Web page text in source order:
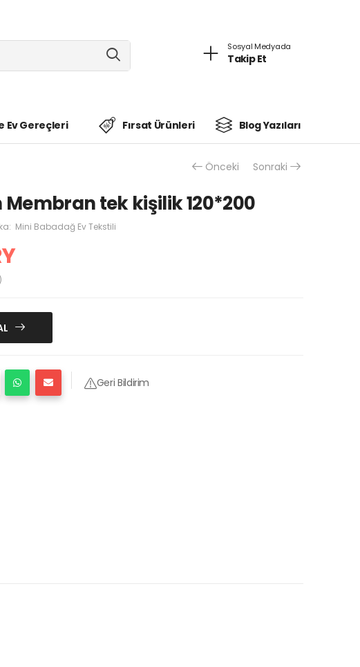
Sosyal Medyada
Takip Et
Ev Gereçleri Fırsat Ürünleri Blog Yazıları
Önceki Sonraki
tek kişilik 120*200
Mini Babadağ Ev Tekstili
Geri Bildirim